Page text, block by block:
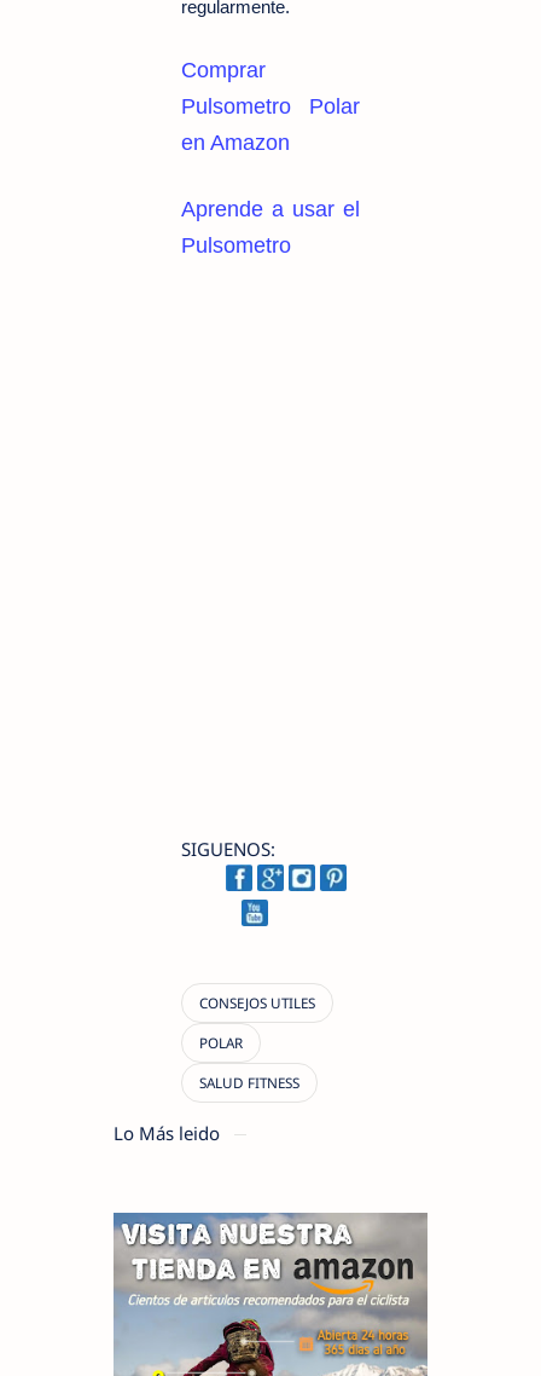
regularmente.
Comprar
Pulsometro Polar
en Amazon
Aprende a usar el
Pulsometro
SIGUENOS:
Lo Más leido